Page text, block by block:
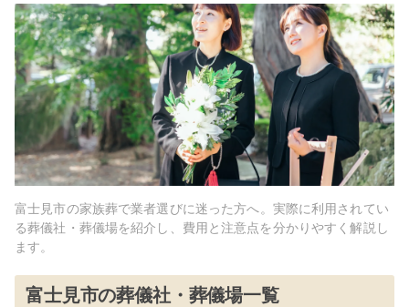
富士見市の家族葬で業者選びに迷った方へ。実際に利用されてい
る葬儀社・葬儀場を紹介し、費用と注意点を分かりやすく解説し
ます。
富士見市の葬儀社・葬儀場一覧